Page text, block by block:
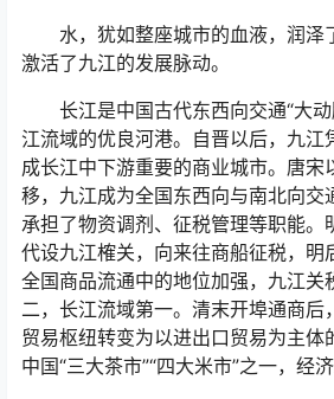
水，犹如整座城市的血液，润泽
激活了九江的发展脉动。
长江是中国古代东西向交通“大动
江流域的优良河港。自晋以后，九江
成长江中下游重要的商业城市。唐宋
移，九江成为全国东西向与南北向交
承担了物资调剂、征税管理等职能。
代设九江榷关，向来往商船征税，明
全国商品流通中的地位加强，九江关
二，长江流域第一。清末开埠通商后
贸易枢纽转变为以进出口贸易为主体
中国“三大茶市”“四大米市”之一，经